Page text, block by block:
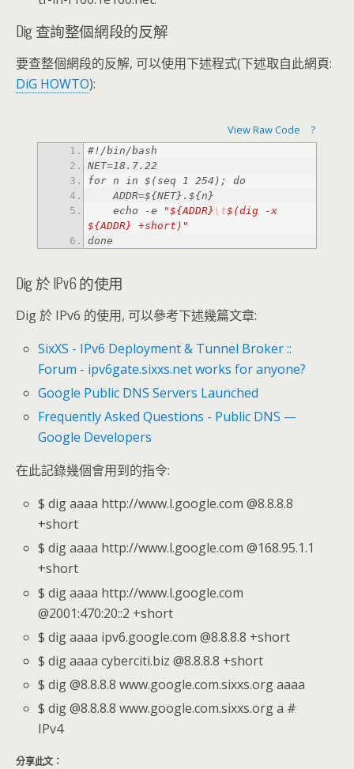
Dig 查詢整個網段的反解
要查整個網段的反解, 可以使用下述程式(下述取自此網頁:
DiG HOWTO):
View Raw Code ?
    echo -e
"${ADDR} \t$(dig -x
${ADDR} +short)"
done
Dig 於 IPv6 的使用
Dig 於 IPv6 的使用, 可以參考下述幾篇文章:
SixXS - IPv6 Deployment & Tunnel Broker ::
Forum - ipv6gate.sixxs.net works for anyone?
Google Public DNS Servers Launched
Frequently Asked Questions - Public DNS —
Google Developers
在此記錄幾個會用到的指令:
$ dig aaaa http://www.l.google.com @8.8.8.8
+short
$ dig aaaa http://www.l.google.com @168.95.1.1
+short
$ dig aaaa http://www.l.google.com
@2001:470:20::2 +short
$ dig aaaa ipv6.google.com @8.8.8.8 +short
$ dig aaaa cyberciti.biz @8.8.8.8 +short
$ dig @8.8.8.8 www.google.com.sixxs.org aaaa
$ dig @8.8.8.8 www.google.com.sixxs.org a #
IPv4
分享此文：